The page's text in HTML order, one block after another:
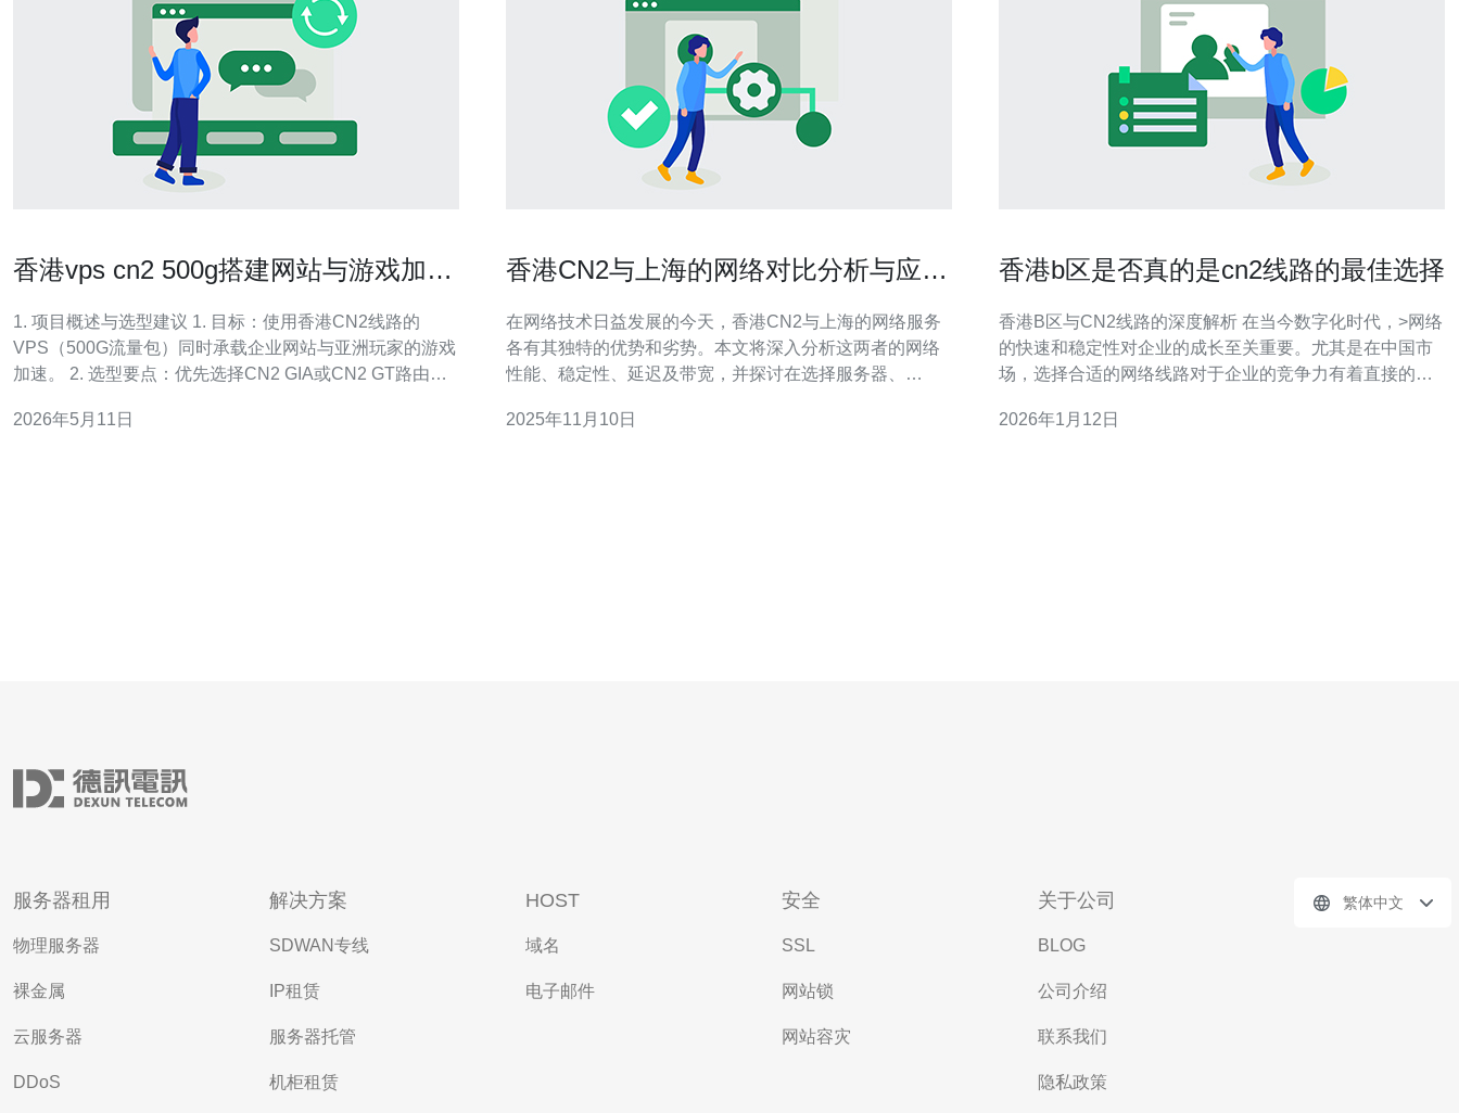
香港vps cn2 500g搭建网站与游戏加速
1. 项目概述与选型建议 1. 目标：使用香港CN2线路的
VPS（500G流量包）同时承载企业网站与亚洲玩家的游戏
加速。 2. 选型要点：优先选择CN2 GIA或CN2 GT路由，
500GB/月流量包，独享1Gbps峰值端口或按需弹性带宽。
2026年5月11日
香港CN2与上海的网络对比分析与应用
在网络技术日益发展的今天，香港CN2与上海的网络服务
各有其独特的优势和劣势。本文将深入分析这两者的网络
性能、稳定性、延迟及带宽，并探讨在选择服务器、
电讯作为可靠的网络服务提供商，以满足不同用户的需
2025年11月10日
香港b区是否真的是cn2线路的最佳选择
香港B区与CN2线路的深度解析 在当今数字化时代，>网络
的快速和稳定性对企业的成长至关重要。尤其是在中国市
场，选择合适的网络线路对于企业的竞争力有着直接的影
而香港B区作为数据中心的重要聚集地，是否真的是使用
2026年1月12日
服务器租用
物理服务器
裸金属
云服务器
DDoS
解决方案
SDWAN专线
IP租赁
服务器托管
机柜租赁
HOST
域名
电子邮件
安全
SSL
网站锁
网站容灾
关于公司
BLOG
公司介绍
联系我们
隐私政策
繁体中文